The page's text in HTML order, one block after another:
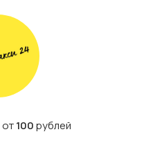
от100рублей